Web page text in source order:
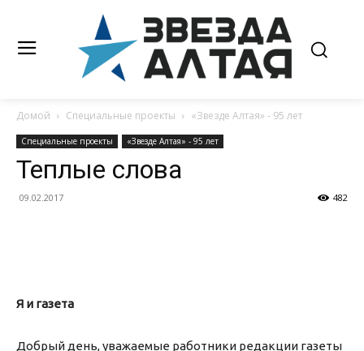
Домой Специальные проекты «Звезде Алтая» - 95 лет
Специальные проекты «Звезде Алтая» - 95 лет
Теплые слова
09.02.2017 482
Я и газета
Добрый день, уважаемые работники редакции газеты